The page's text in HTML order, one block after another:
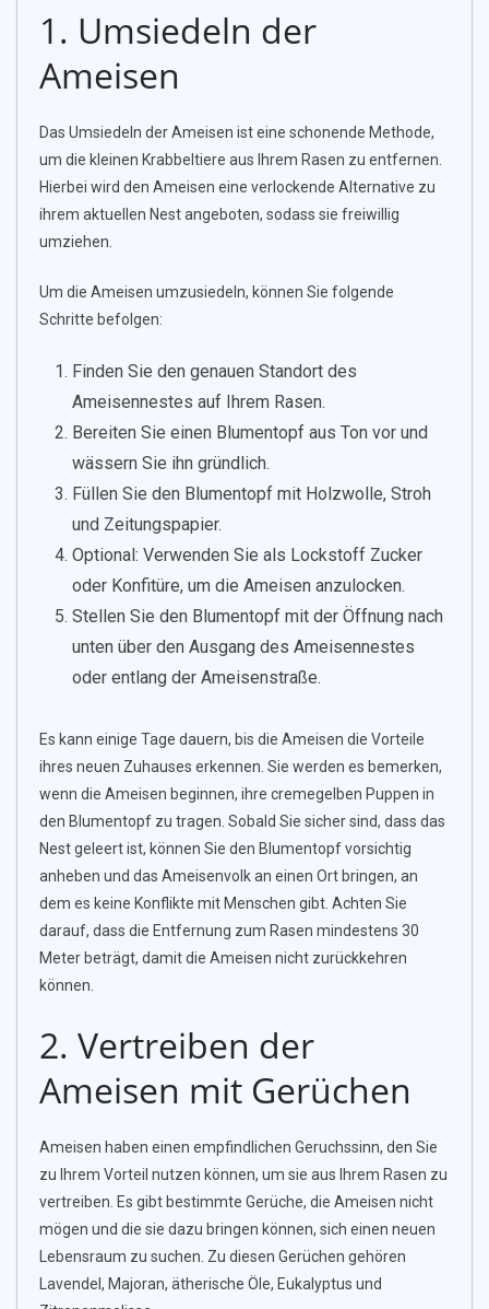
1. Umsiedeln der
Ameisen
Das Umsiedeln der Ameisen ist eine schonende Methode,
um die kleinen Krabbeltiere aus Ihrem Rasen zu entfernen.
Hierbei wird den Ameisen eine verlockende Alternative zu
ihrem aktuellen Nest angeboten, sodass sie freiwillig
umziehen.
Um die Ameisen umzusiedeln, können Sie folgende
Schritte befolgen:
Finden Sie den genauen Standort des
Ameisennestes auf Ihrem Rasen.
Bereiten Sie einen Blumentopf aus Ton vor und
wässern Sie ihn gründlich.
Füllen Sie den Blumentopf mit Holzwolle, Stroh
und Zeitungspapier.
Optional: Verwenden Sie als Lockstoff Zucker
oder Konfitüre, um die Ameisen anzulocken.
Stellen Sie den Blumentopf mit der Öffnung nach
unten über den Ausgang des Ameisennestes
oder entlang der Ameisenstraße.
Es kann einige Tage dauern, bis die Ameisen die Vorteile
ihres neuen Zuhauses erkennen. Sie werden es bemerken,
wenn die Ameisen beginnen, ihre cremegelben Puppen in
den Blumentopf zu tragen. Sobald Sie sicher sind, dass das
Nest geleert ist, können Sie den Blumentopf vorsichtig
anheben und das Ameisenvolk an einen Ort bringen, an
dem es keine Konflikte mit Menschen gibt. Achten Sie
darauf, dass die Entfernung zum Rasen mindestens 30
Meter beträgt, damit die Ameisen nicht zurückkehren
können.
2. Vertreiben der
Ameisen mit Gerüchen
Ameisen haben einen empfindlichen Geruchssinn, den Sie
zu Ihrem Vorteil nutzen können, um sie aus Ihrem Rasen zu
vertreiben. Es gibt bestimmte Gerüche, die Ameisen nicht
mögen und die sie dazu bringen können, sich einen neuen
Lebensraum zu suchen. Zu diesen Gerüchen gehören
Lavendel, Majoran, ätherische Öle, Eukalyptus und